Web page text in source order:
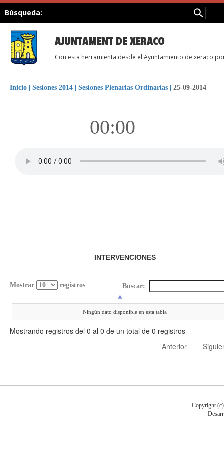
Búsqueda:
AJUNTAMENT DE XERACO
Con esta herramienta desde el Ayuntamiento de xeraco
Inicio Sesiones 2014 Sesiones Plenarias Ordinarias 25-09-2014
00:00
INTERVENCIONES
Mostrar registros Buscar:
Ningún dato disponible en esta tabla
Mostrando registros del 0 al 0 de un total de 0 registros
Anterior
Copyright